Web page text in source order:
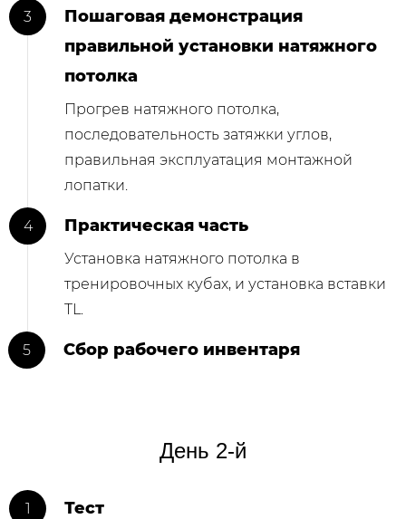
Пошаговая демонстрация
правильной установки натяжного
потолка
Прогрев натяжного потолка,
последовательность затяжки углов,
правильная эксплуатация монтажной
лопатки.
Практическая часть
Установка натяжного потолка в
тренировочных кубах, и установка вставки
TL.
Сбор рабочего инвентаря
День 2-й
Тест